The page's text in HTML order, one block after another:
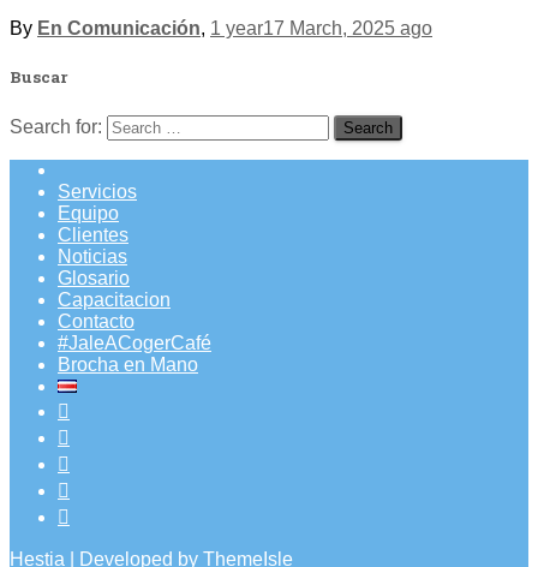
By En Comunicación, 1 year17 March, 2025 ago
Buscar
Search for:
Servicios
Equipo
Clientes
Noticias
Glosario
Capacitacion
Contacto
#JaleACogerCafé
Brocha en Mano
Hestia | Developed by ThemeIsle